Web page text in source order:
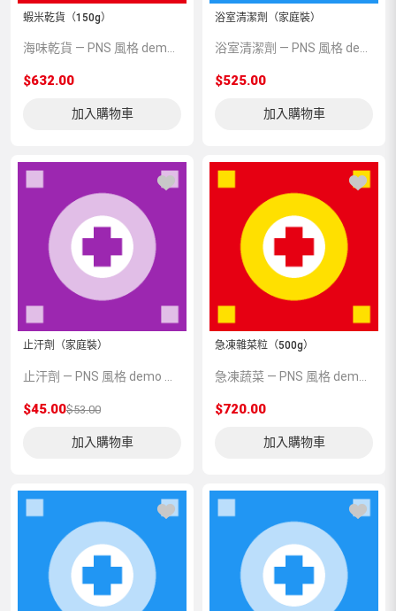
蝦米乾貨（150g）
$632.00
加入購物車
浴室清潔劑（家庭裝）
$525.00
加入購物車
止汗劑（家庭裝）
$45.00$53.00
加入購物車
急凍雜菜粒（500g）
$720.00
加入購物車